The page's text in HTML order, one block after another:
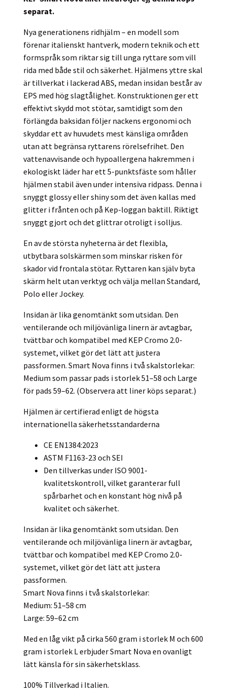
separat.
Nya generationens ridhjälm – en modell som
förenar italienskt hantverk, modern teknik och ett
formspråk som riktar sig till unga ryttare som vill
rida med både stil och säkerhet. Hjälmens yttre skal
är tillverkat i lackerad ABS, medan insidan består av
EPS med hög slagtålighet. Konstruktionen ger ett
effektivt skydd mot stötar, samtidigt som den
förlängda baksidan följer nackens ergonomi och
skyddar ett av huvudets mest känsliga områden
utan att begränsa ryttarens rörelsefrihet. Den
vattenavvisande och hypoallergena hakremmen i
ekologiskt läder har ett 5-punktsfäste som håller
hjälmen stabil även under intensiva ridpass. Denna i
snyggt glossy eller shiny som det även kallas med
glitter i frånten och på Kep-loggan baktill. Riktigt
snyggt gjort och det glittrar otroligt i solljus.
En av de största nyheterna är det flexibla,
utbytbara solskärmen som minskar risken för
skador vid frontala stötar. Ryttaren kan själv byta
skärm helt utan verktyg och välja mellan Standard,
Polo eller Jockey.
Insidan är lika genomtänkt som utsidan. Den
ventilerande och miljövänliga linern är avtagbar,
tvättbar och kompatibel med KEP Cromo 2.0-
systemet, vilket gör det lätt att justera
passformen. Smart Nova finns i två skalstorlekar:
Medium som passar pads i storlek 51–58 och Large
för pads 59–62. (Observera att liner köps separat.)
Hjälmen är certifierad enligt de högsta
internationella säkerhetsstandarderna
CE EN1384:2023
ASTM F1163-23 och SEI
Den tillverkas under ISO 9001-
kvalitetskontroll, vilket garanterar full
spårbarhet och en konstant hög nivå på
kvalitet och säkerhet.
Insidan är lika genomtänkt som utsidan. Den
ventilerande och miljövänliga linern är avtagbar,
tvättbar och kompatibel med KEP Cromo 2.0-
systemet, vilket gör det lätt att justera
passformen.
Smart Nova finns i två skalstorlekar:
Medium: 51–58 cm
Large: 59–62 cm
Med en låg vikt på cirka 560 gram i storlek M och 600
gram i storlek L erbjuder Smart Nova en ovanligt
lätt känsla för sin säkerhetsklass.
100% Tillverkad i Italien.